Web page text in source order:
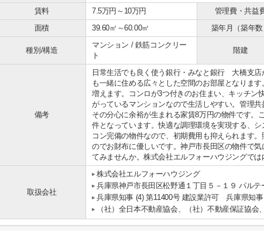
賃料 7.5万円～10万円 管理費・共益
面積
39.60㎡～60.00㎡ 築年月（築年数
種別/構造
マンション / 鉄筋コンクリー
ト
階建
備考
日常生活でも良く使う銀行・みなと銀行 大橋支
も一緒に住める広々とした空間のお部屋となりま
増えます。コンロが3つ付きのお住まい、キッチン
がっているマンションなので生活しやすい。管理共
その分心に余裕が生まれる家賃8万円の物件です。
件となっています。快適な調理環境を実現する、
コン完備の物件なので、初期費用も抑えられます
のでお財布に優しいです。神戸市長田区の物件で
てみませんか。株式会社エルフォーハウジングでは
取扱会社
株式会社エルフォーハウジング
兵庫県神戸市長田区松野通１丁目５－１９ パルテ
兵庫県知事 (4) 第11400号 建設業許可 兵庫県知事
（社）全日本不動産協会、（社）不動産保証協会